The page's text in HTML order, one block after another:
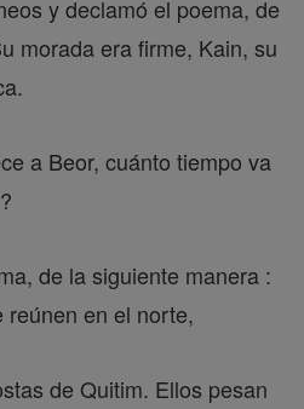
y declamó el poema, de
morada era firme, Kain, su
a Beor, cuánto tiempo va
de la siguiente manera :
reúnen en el norte,
de Quitim. Ellos pesan